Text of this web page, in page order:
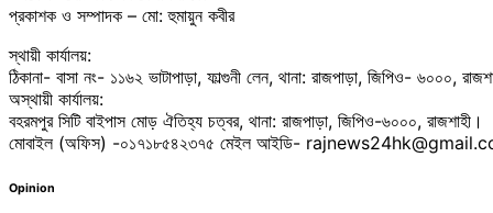
প্রকাশক ও সম্পাদক – মো: হুমায়ুন কবীর
স্থায়ী কার্যালয়:
ঠিকানা- বাসা নং- ১১৬২ ভাটাপাড়া, ফাল্গুনী লেন, থানা: রাজপাড়া, জিপিও- ৬০০০,
অস্থায়ী কার্যালয়:
বহরমপুর সিটি বাইপাস মোড় ঐতিহ্য চত্বর, থানা: রাজপাড়া, জিপিও-৬০০০, রাজশাহী।
মোবাইল (অফিস) -০১৭১৮৫৪২৩৭৫ মেইল আইডি-
Opinion